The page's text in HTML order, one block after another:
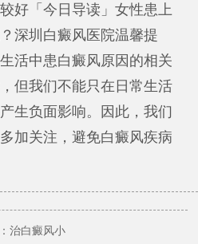
「今日导读」女性患上
深圳白癜风医院温馨提
活中患白癜风原因的相关
但我们不能只在日常生活
生负面影响。因此，我们
加关注，避免白癜风疾病
治白癜风小